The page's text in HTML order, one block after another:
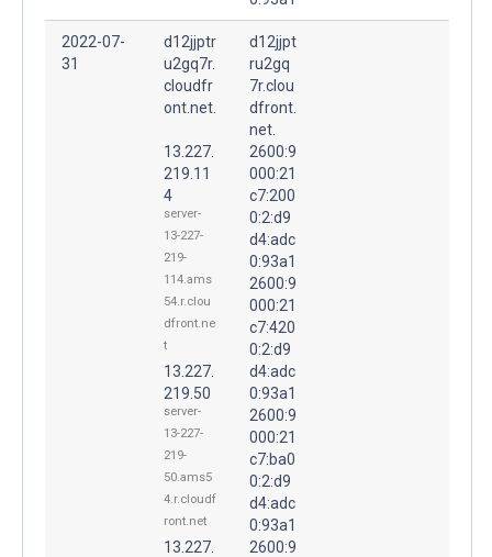
2022-07-
31
d12jjptr
u2gq7r.
cloudfr
ont.net.
13.227.
219.11
4
server-
13-227-
219-
114.ams
54.r.clou
dfront.ne
t
13.227.
219.50
server-
13-227-
219-
50.ams5
4.r.cloudf
ront.net
13.227.
d12jjpt
ru2gq
7r.clou
dfront.
net.
2600:9
000:21
c7:200
0:2:d9
d4:adc
0:93a1
2600:9
000:21
c7:420
0:2:d9
d4:adc
0:93a1
2600:9
000:21
c7:ba0
0:2:d9
d4:adc
0:93a1
2600:9